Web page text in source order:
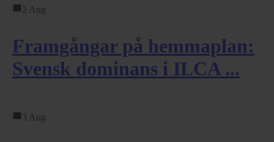
2 Aug
Framgångar på hemmaplan:
Svensk dominans i ILCA ...
3 Aug